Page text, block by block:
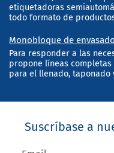
etiquetadoras
todo formato de
Monobloque de envasado
Para responder a las
propone líneas
para el llenado,
Suscríbase a